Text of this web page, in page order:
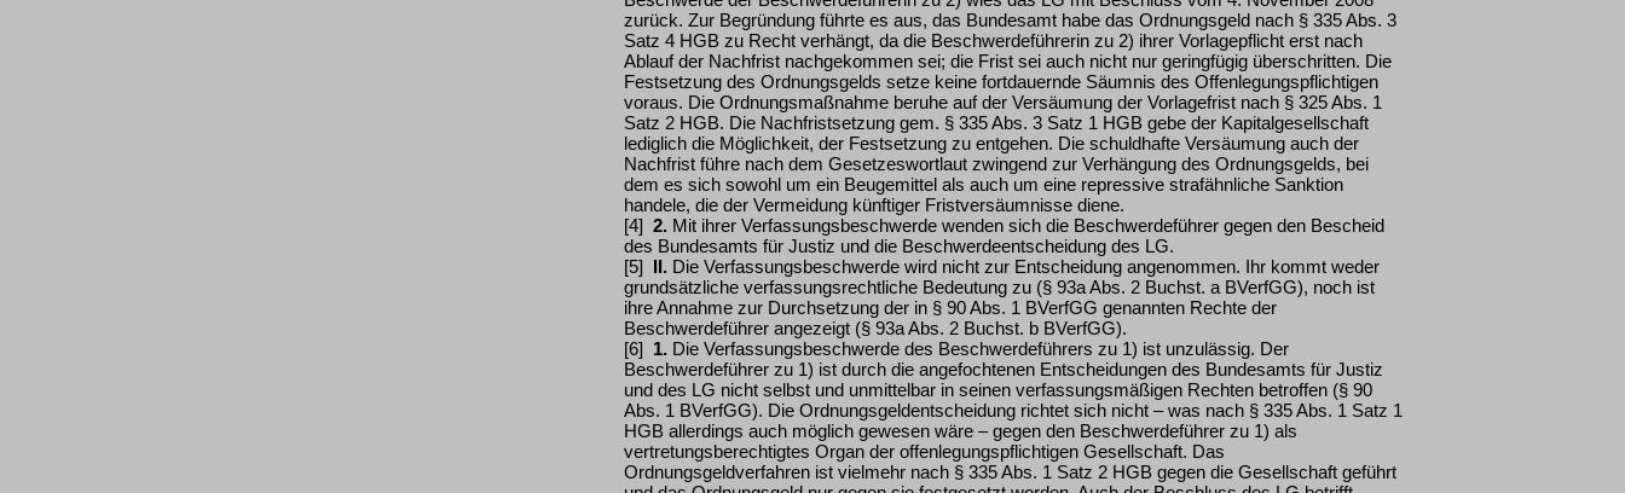
zurück. Zur Begründung führte es aus, das Bundesamt habe das Ordnungsgeld nach § 335 Abs. 3
Satz 4 HGB zu Recht verhängt, da die Beschwerdeführerin zu 2) ihrer Vorlagepflicht erst nach
Ablauf der Nachfrist nachgekommen sei; die Frist sei auch nicht nur geringfügig überschritten. Die
Festsetzung des Ordnungsgelds setze keine fortdauernde Säumnis des Offenlegungspflichtigen
voraus. Die Ordnungsmaßnahme beruhe auf der Versäumung der Vorlagefrist nach § 325 Abs. 1
Satz 2 HGB. Die Nachfristsetzung gem. § 335 Abs. 3 Satz 1 HGB gebe der Kapitalgesellschaft
lediglich die Möglichkeit, der Festsetzung zu entgehen. Die schuldhafte Versäumung auch der
Nachfrist führe nach dem Gesetzeswortlaut zwingend zur Verhängung des Ordnungsgelds, bei
dem es sich sowohl um ein Beugemittel als auch um eine repressive strafähnliche Sanktion
handele, die der Vermeidung künftiger Fristversäumnisse diene.
[4] 2. Mit ihrer Verfassungsbeschwerde wenden sich die Beschwerdeführer gegen den Bescheid
des Bundesamts für Justiz und die Beschwerdeentscheidung des LG.
[5] II. Die Verfassungsbeschwerde wird nicht zur Entscheidung angenommen. Ihr kommt weder
grundsätzliche verfassungsrechtliche Bedeutung zu (§ 93a Abs. 2 Buchst. a BVerfGG), noch ist
ihre Annahme zur Durchsetzung der in § 90 Abs. 1 BVerfGG genannten Rechte der
Beschwerdeführer angezeigt (§ 93a Abs. 2 Buchst. b BVerfGG).
[6] 1. Die Verfassungsbeschwerde des Beschwerdeführers zu 1) ist unzulässig. Der
Beschwerdeführer zu 1) ist durch die angefochtenen Entscheidungen des Bundesamts für Justiz
und des LG nicht selbst und unmittelbar in seinen verfassungsmäßigen Rechten betroffen (§ 90
Abs. 1 BVerfGG). Die Ordnungsgeldentscheidung richtet sich nicht – was nach § 335 Abs. 1 Satz 1
HGB allerdings auch möglich gewesen wäre – gegen den Beschwerdeführer zu 1) als
vertretungsberechtigtes Organ der offenlegungspflichtigen Gesellschaft. Das
Ordnungsgeldverfahren ist vielmehr nach § 335 Abs. 1 Satz 2 HGB gegen die Gesellschaft geführt